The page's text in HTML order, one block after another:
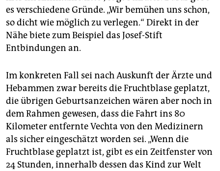
es verschiedene Gründe. „Wir bemühen uns schon,
so dicht wie möglich zu verlegen.“ Direkt in der
Nähe biete zum Beispiel das Josef-Stift
Entbindungen an.
Im konkreten Fall sei nach Auskunft der Ärzte und
Hebammen zwar bereits die Fruchtblase geplatzt,
die übrigen Geburtsanzeichen wären aber noch in
dem Rahmen gewesen, dass die Fahrt ins 80
Kilometer entfernte Vechta von den Medizinern
als sicher eingeschätzt worden sei. „Wenn die
Fruchtblase geplatzt ist, gibt es ein Zeitfenster von
24 Stunden, innerhalb dessen das Kind zur Welt